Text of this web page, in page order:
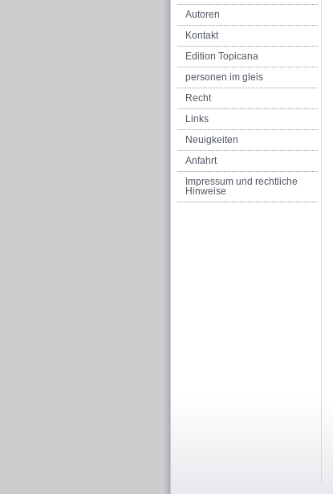
Autoren
Kontakt
Edition Topicana
personen im gleis
Recht
Links
Neuigkeiten
Anfahrt
Impressum und rechtliche
Hinweise